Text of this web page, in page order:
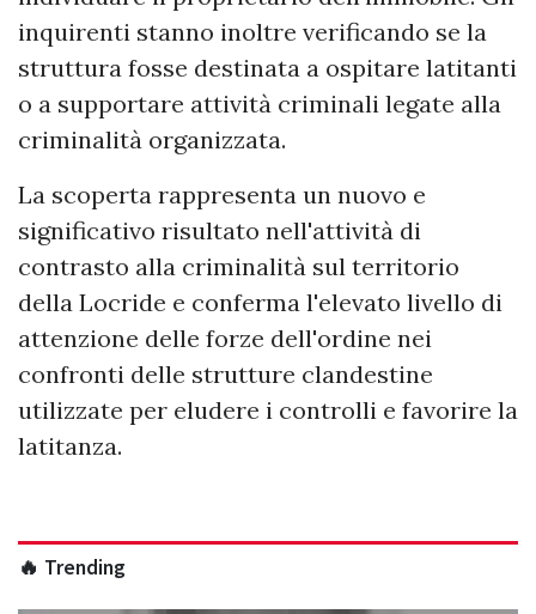
inquirenti stanno inoltre verificando se la
struttura fosse destinata a ospitare latitanti
o a supportare attività criminali legate alla
criminalità organizzata.
La scoperta rappresenta un nuovo e
significativo risultato nell'attività di
contrasto alla criminalità sul territorio
della Locride e conferma l'elevato livello di
attenzione delle forze dell'ordine nei
confronti delle strutture clandestine
utilizzate per eludere i controlli e favorire la
latitanza.
🔥 Trending